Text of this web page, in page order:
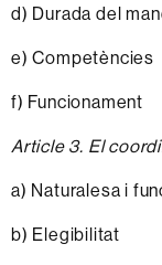
d) Durada del
e) Competències
f) Funcionament
Article 3. El
a) Naturalesa i
b) Elegibilitat